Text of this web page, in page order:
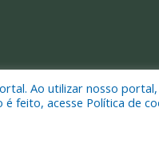
Ao utilizar nosso
feito, acesse Política de